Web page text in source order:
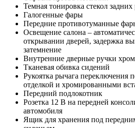
Темная тонировка стекол задних
Галогенные фары
Передние противотуманные
Освещение салона –
открывании дверей, задержка
затемнение
Внутренние дверные ручки
Тканевая обивка сидений
Рукоятка рычага переключения
отделкой и хромированными
Передний подлокотник
Розетка 12 В на передней
автомобиля
Ящик для хранения под